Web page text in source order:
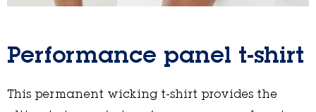
Performance panel t-shirt
This permanent wicking t-shirt provides the